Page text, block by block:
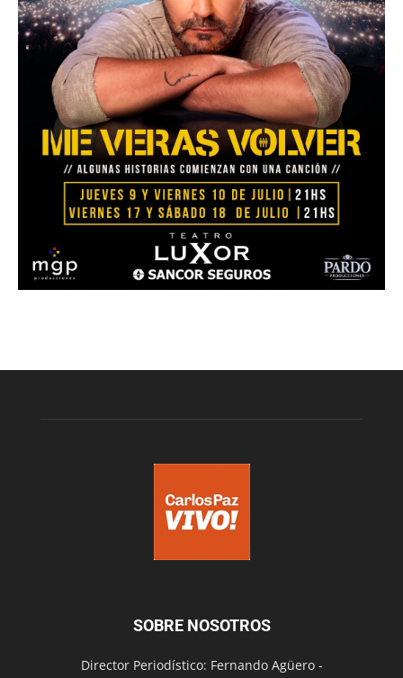
SOBRE NOSOTROS
Director Periodístico: Fernando Agüero -